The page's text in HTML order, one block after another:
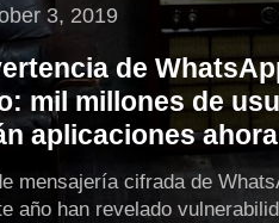
3, 2019
de
mil millones de
aplicaciones ahora
mensajería cifrada de
año han revelado